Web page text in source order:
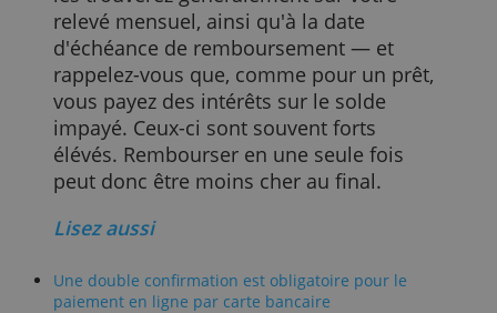
Vous utilisez la carte de la même
manière qu'une carte de crédit
classique. Vous finalisez vos achats de la
même manière et vous payez plus
tard. La seule différence est que vous
décidez quand et combien
rembourser. Cela peut vous donner une
vos dépenses.